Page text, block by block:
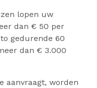
lopen uw
dan € 50 per
gedurende 60
dan € 3.000
aanvraagt, worden